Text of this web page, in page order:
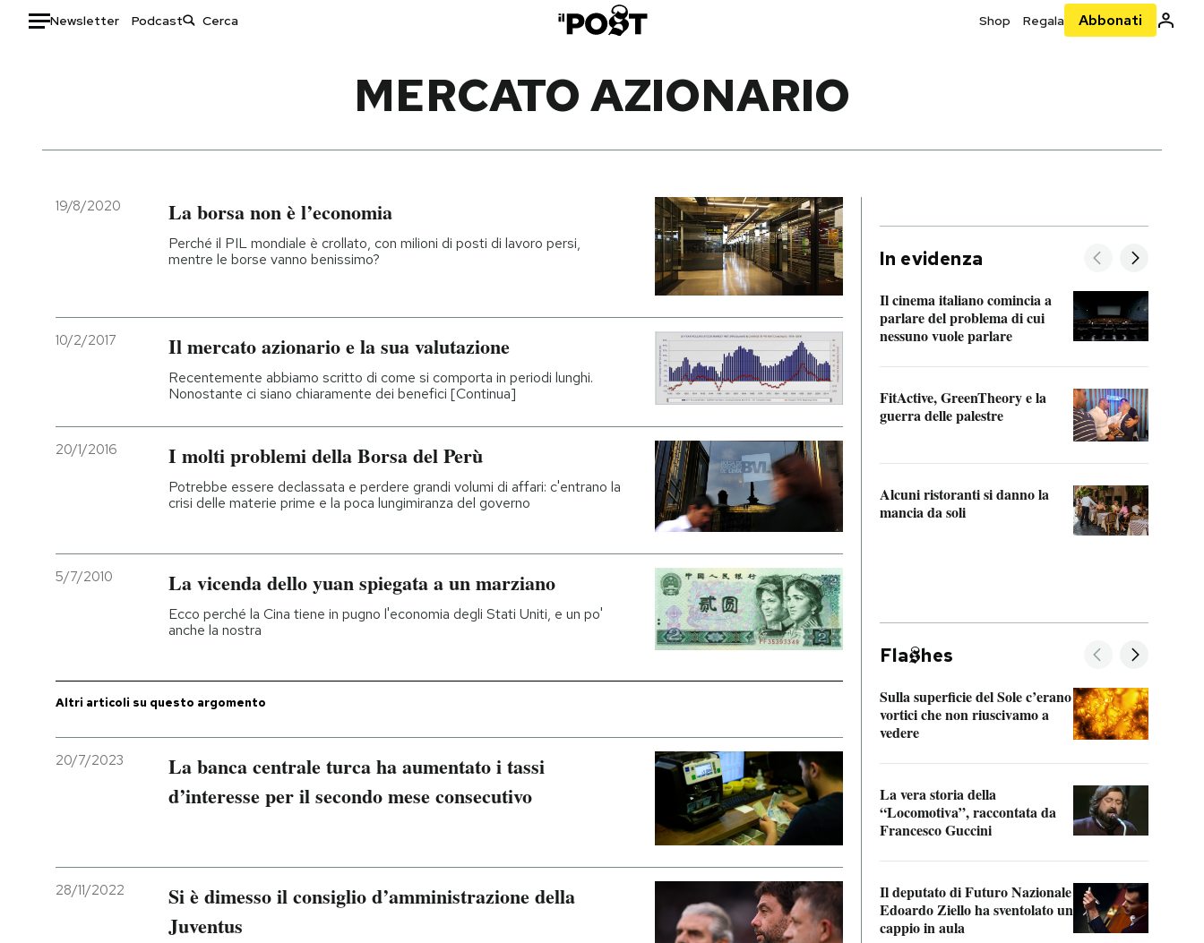
Newsletter Podcast Shop Regala Abbonati
Italia
Politica
Moda
Ok Boomer!
Mondiali calcio 2026
I MIEI PREFERITI
Entra
MERCATO AZIONARIO
19/8/2020 La borsa non è l’economia
Perché il PIL mondiale è crollato, con milioni di posti di lavoro persi,
mentre le borse vanno benissimo?
10/2/2017 Il mercato azionario e la sua valutazione
Recentemente abbiamo scritto di come si comporta in periodi lunghi.
Nonostante ci siano chiaramente dei benefici [Continua]
20/1/2016 I molti problemi della Borsa del Perù
Potrebbe essere declassata e perdere grandi volumi di affari: c'entrano la
crisi delle materie prime e la poca lungimiranza del governo
5/7/2010 La vicenda dello yuan spiegata a un marziano
Ecco perché la Cina tiene in pugno l'economia degli Stati Uniti, e un po'
anche la nostra
Altri articoli su questo argomento
20/7/2023
La banca centrale turca ha aumentato i tassi
d’interesse per il secondo mese consecutivo
28/11/2022
Si è dimesso il consiglio d’amministrazione della
Juventus
In evidenza
Il cinema italiano comincia a
parlare del problema di cui
nessuno vuole parlare
FitActive, GreenTheory e la
guerra delle palestre
Alcuni ristoranti si danno la
mancia da soli
Fla hes
Sulla superficie del Sole c’erano
vortici che non riuscivamo a
vedere
La vera storia della
“Locomotiva”, raccontata da
Francesco Guccini
Il deputato di Futuro Nazionale
Edoardo Ziello ha sventolato un
cappio in aula